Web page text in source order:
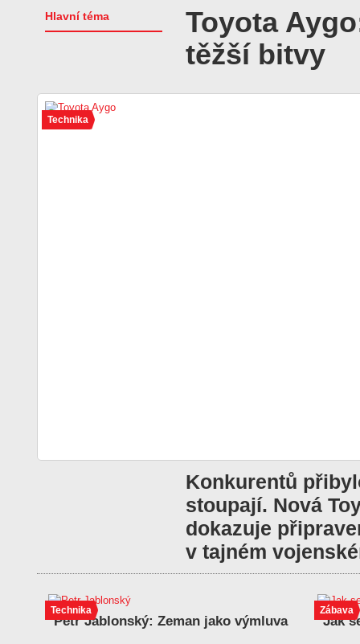
Toyota
těžší bitvy
Hlavní téma
Technika
Konkurentů
stoupají. Nová
dokazuje
v tajném
Technika
Petr Jablonský: Zeman jako výmluva
Zábava
Jak